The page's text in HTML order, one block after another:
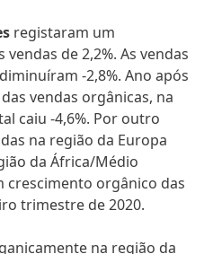
registaram um
de 2,2%. As vendas
diminuíram -2,8%. Ano após
vendas orgânicas, na
caiu -4,6%. Por outro
na região da Europa
da África/Médio
crescimento orgânico das
trimestre de 2020.
na região da